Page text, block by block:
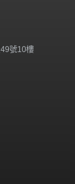
號10樓